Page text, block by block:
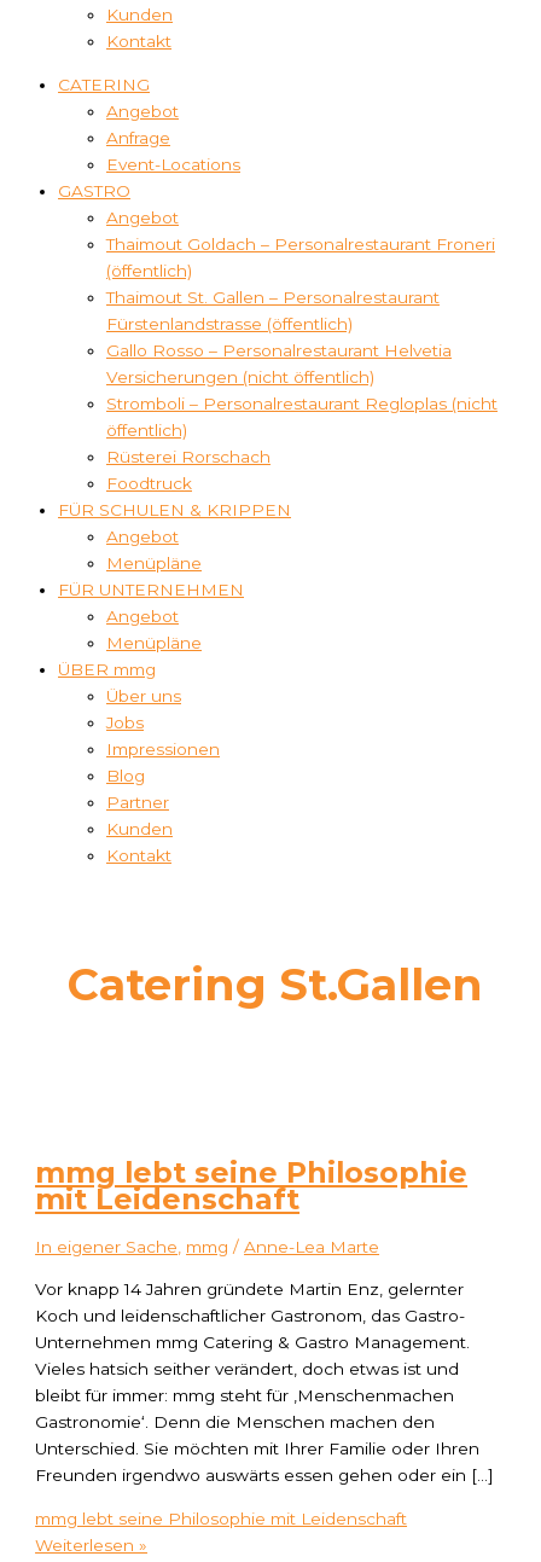
Kunden
Kontakt
CATERING
Angebot
Anfrage
Event-Locations
GASTRO
Angebot
Thaimout Goldach – Personalrestaurant Froneri
(öffentlich)
Thaimout St. Gallen – Personalrestaurant
Fürstenlandstrasse (öffentlich)
Gallo Rosso – Personalrestaurant Helvetia
Versicherungen (nicht öffentlich)
Stromboli – Personalrestaurant Regloplas (nicht
öffentlich)
Rüsterei Rorschach
Foodtruck
FÜR SCHULEN & KRIPPEN
Angebot
Menüpläne
FÜR UNTERNEHMEN
Angebot
Menüpläne
ÜBER mmg
Über uns
Jobs
Impressionen
Blog
Partner
Kunden
Kontakt
Catering St.Gallen
mmg lebt seine Philosophie
mit Leidenschaft
In eigener Sache, mmg /Anne-Lea Marte
Vor knapp 14 Jahren gründete Martin Enz, gelernter
Koch und leidenschaftlicher Gastronom, das Gastro-
Unternehmen mmg Catering & Gastro Management.
Vieles hatsich seither verändert, doch etwas ist und
bleibt für immer: mmg steht für ‚Menschenmachen
Gastronomie‘. Denn die Menschen machen den
Unterschied. Sie möchten mit Ihrer Familie oder Ihren
Freunden irgendwo auswärts essen gehen oder ein […]
mmg lebt seine Philosophie mit Leidenschaft
Weiterlesen »